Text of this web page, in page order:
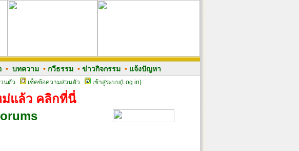
• บทความ• กวีธรรม• ข่าวกิจกรรม• แจ้งปัญหา
นตัว เช็คข้อความส่วนตัว เข้าสู่ระบบ(Log in)
ม่แล้ว คลิกที่นี่